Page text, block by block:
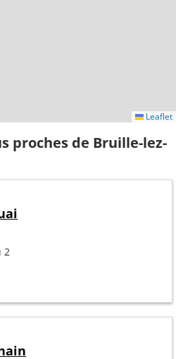
Leaflet
proches de Bruille-lez-
2